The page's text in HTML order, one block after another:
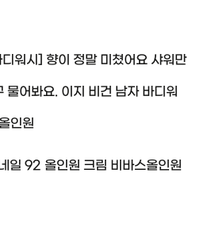
워시] 향이 정말 미쳤어요 샤워만
물어봐요. 이지 비건 남자 바디워
인원
일 92 올인원 크림 비바스올인원